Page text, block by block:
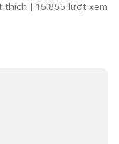
thích | 15.855 lượt xem